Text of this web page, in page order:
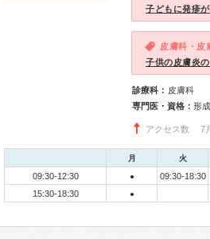
子どもに発疹
皮膚科・皮
子供の皮膚炎
診療科： 皮膚科
専門医・資格： 形
アクセス数 7
月 火
09:30-12:30 ● 09:30-18:30
15:30-18:30 ●